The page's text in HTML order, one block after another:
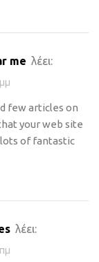
me λέει:
few articles on
your web site
of fantastic
λέει: